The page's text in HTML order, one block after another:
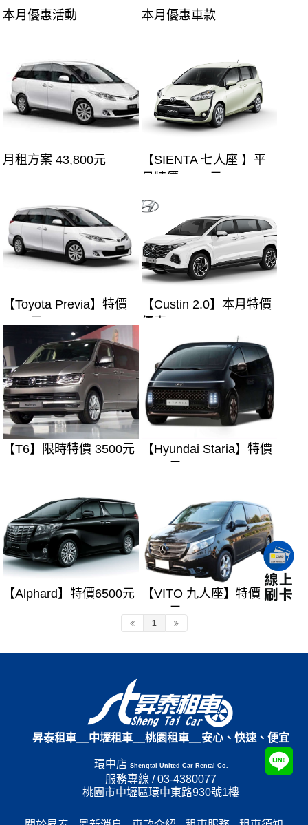
本月優惠活動 本月優惠車款
月租方案 43,800元
【SIENTA 七人座 】平
日特價 2000元
【Toyota Previa】特價
2700元
【Custin 2.0】本月特價
優惠
【T6】限時特價 3500元
【Hyundai Staria】特價
【Alphard】特價6500元
【VITO 九人座】特價
4500元
1
昇泰租車__中壢租車__桃園租車__安心、快速、便宜
環中店 Shengtai United Car Rental Co.
服務專線 / 03-4380077
桃園市中壢區環中東路930號1樓